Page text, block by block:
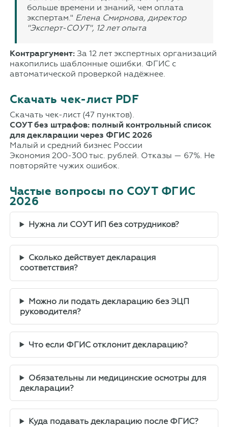
больше времени и знаний, чем оплата
экспертам." Елена Смирнова, директор
"Эксперт-СОУТ", 12 лет опыта
Контраргумент:За 12 лет экспертных организаций
накопились шаблонные ошибки. ФГИС с
автоматической проверкой надёжнее.
Скачать чек-лист PDF
Скачать чек-лист(47 пунктов).
СОУТ без штрафов: полный контрольный список
для декларации через ФГИС 2026
Малый и средний бизнес России
Экономия 200-300 тыс. рублей. Отказы — 67%. Не
повторяйте чужих ошибок.
Частые вопросы по СОУТ ФГИС
2026
Нужна ли СОУТ ИП без сотрудников?
Сколько действует декларация
соответствия?
Можно ли подать декларацию без ЭЦП
руководителя?
Что если ФГИС отклонит декларацию?
Обязательны ли медицинские осмотры для
декларации?
Куда подавать декларацию после ФГИС?